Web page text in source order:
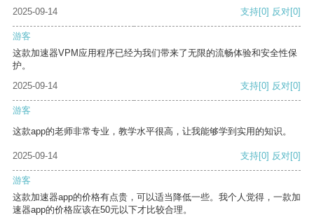
2025-09-14 支持[0] 反对[0]
游客
这款加速器VPM应用程序已经为我们带来了无限的流畅体验和安全性保
护。
2025-09-14
支持[0] 反对[0]
游客
这款app的老师非常专业，教学水平很高，让我能够学到实用的知识。
2025-09-14 支持[0] 反对[0]
游客
这款加速器app的价格有点贵，可以适当降低一些。我个人觉得，一款加
速器app的价格应该在50元以下才比较合理。